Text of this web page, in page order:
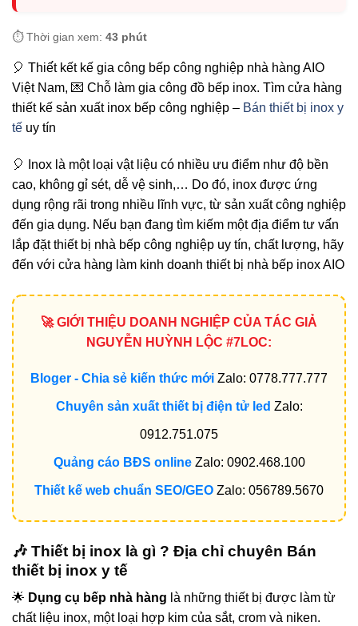
⏱️ Thời gian xem: 43 phút
🎈 Thiế́t kết kế gia công bếp công nghiệp nhà hàng AIO
Việt Nam, 💌 Chỗ làm gia công đồ bếp inox. Tìm cửa hàng
thiết kế sản xuất inox bếp công nghiệp – Bán thiết bị inox y
tế uy tín
🎈 Inox là một loại vật liệu có nhiều ưu điểm như độ bền
cao, không gỉ sét, dễ vệ sinh,… Do đó, inox được ứng
dụng rộng rãi trong nhiều lĩnh vực, từ sản xuất công nghiệp
đến gia dụng. Nếu bạn đang tìm kiếm một đị̣a điểm tư vấ́n
lắp đặt thiết bị nhà bếp công nghiệp uy tín, chất lượng, hãy
đến với cửa hàng làm kinh doanh thiết bị nhà bếp inox AIO
🚀 GIỚI THIỆU DOANH NGHIỆP CỦA TÁC GIẢ
NGUYỄN HUỲNH LỘC #7LOC:
Bloger - Chia sẻ kiến thức mới Zalo: 0778.777.777
Chuyên sản xuất thiết bị điện tử led Zalo:
0912.751.075
Quảng cáo BĐS onlineZalo: 0902.468.100
Thiết kế web chuẩn SEO/GEO Zalo: 056789.5670
🎶 Thiết bị inox là gì ? Địa chỉ chuyên Bán
thiết bị inox y tế
🌟 Dụng cụ bếp nhà hàng là những thiết bị được làm từ
chất liệu inox, một loại hợp kim của sắt, crom và niken.